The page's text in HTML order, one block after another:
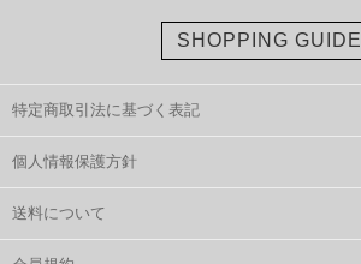
SHOPPING GUIDE
特定商取引法に基づく表記
個人情報保護方針
送料について